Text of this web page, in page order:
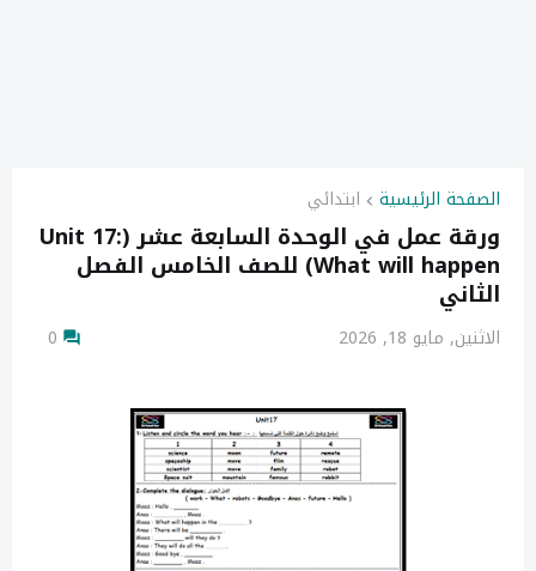
الصفحة الرئيسية ابتدائي
ورقة عمل في الوحدة السابعة عشر (Unit 17:
What will happen) للصف الخامس الفصل
الثاني
الاثنين, مايو 18, 2026 0